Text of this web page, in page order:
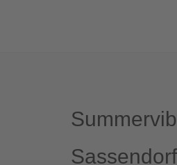
Sassendorf